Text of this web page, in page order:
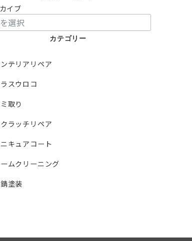
イブ
カテゴリー
テリアリペア
スウロコ
取り
ラッチリペア
キュアコート
ムクリーニング
塗装